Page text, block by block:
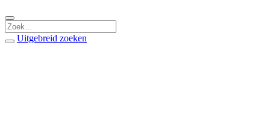
Uitgebreid zoeken